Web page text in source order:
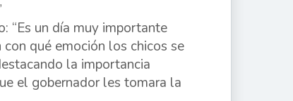
“Es un día muy importante
qué emoción los chicos se
la importancia
el gobernador les tomara la